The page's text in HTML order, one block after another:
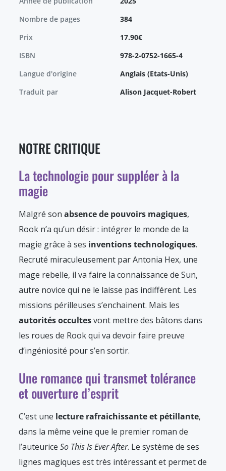
Nombre de pages
384
Prix
17.90€
ISBN
978-2-0752-1665-4
Langue d'origine
Anglais (Etats-Unis)
Traduit par
Alison Jacquet-Robert
NOTRE CRITIQUE
La technologie pour suppléer à la
magie
Malgré son absence de pouvoirs magiques,
Rook n’a qu’un désir : intégrer le monde de la
magie grâce à ses inventions technologiques.
Recruté miraculeusement par Antonia Hex, une
mage rebelle, il va faire la connaissance de Sun,
autre novice qui ne le laisse pas indifférent. Les
missions périlleuses s’enchainent. Mais les
autorités occultesvont mettre des bâtons dans
les roues de Rook qui va devoir faire preuve
d’ingéniosité pour s’en sortir.
Une romance qui transmet tolérance
et ouverture d’esprit
C’est une lecture rafraichissante et pétillante,
dans la même veine que le premier roman de
l’auteurice So This Is Ever After. Le système de ses
lignes magiques est très intéressant et permet de